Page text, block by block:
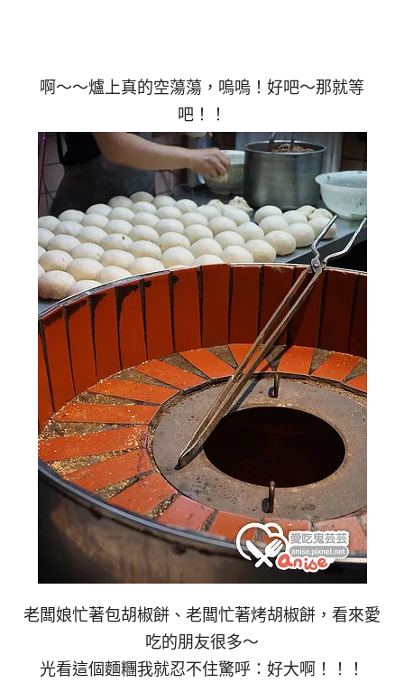
啊～～爐上真的空蕩蕩，嗚嗚！好吧～那就等
吧！！
老闆娘忙著包胡椒餅、老闆忙著烤胡椒餅，看來愛
吃的朋友很多～
光看這個麵糰我就忍不住驚呼：好大啊！！！